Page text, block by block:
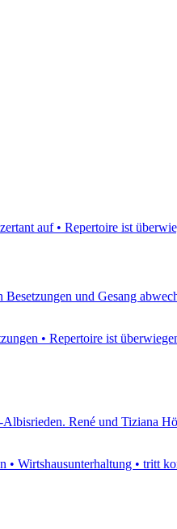
auf • Repertoire ist
und Gesang
• Repertoire ist
René und Tiziana
• Wirtshausunterhaltung • tritt